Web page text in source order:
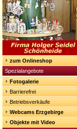
zum Onlineshop
Spezialangebote
Fotogalerie
Barrierefrei
Betriebsverkäufe
Webcams Erzgebirge
Objekte mit Video